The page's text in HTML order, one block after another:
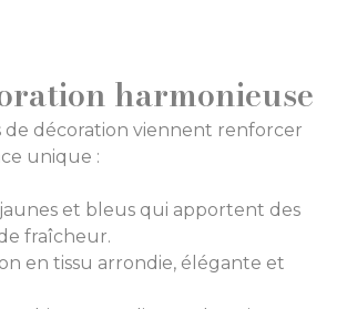
harmonieuse
de décoration viennent renforcer
unique :
jaunes et bleus qui apportent des
fraîcheur.
en tissu arrondie, élégante et